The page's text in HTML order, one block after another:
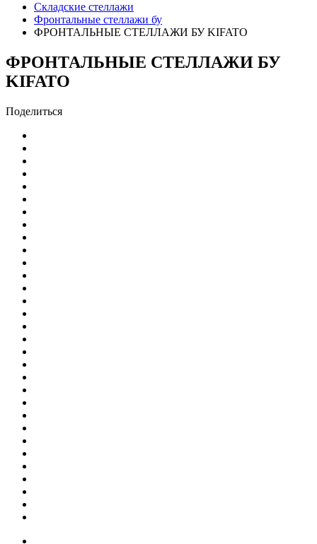
Складские стеллажи
Фронтальные стеллажи бу
ФРОНТАЛЬНЫЕ СТЕЛЛАЖИ БУ KIFATO
ФРОНТАЛЬНЫЕ СТЕЛЛАЖИ БУ
KIFATO
Поделиться